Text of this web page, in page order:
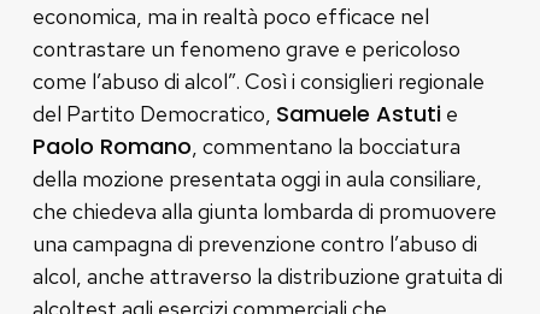
economica, ma in realtà poco efficace nel
contrastare un fenomeno grave e pericoloso
come l’abuso di alcol”. Così i consiglieri regionale
del Partito Democratico, Samuele Astutie
Paolo Romano, commentano la bocciatura
della mozione presentata oggi in aula consiliare,
che chiedeva alla giunta lombarda di promuovere
una campagna di prevenzione contro l’abuso di
alcol, anche attraverso la distribuzione gratuita di
alcoltest agli esercizi commerciali che